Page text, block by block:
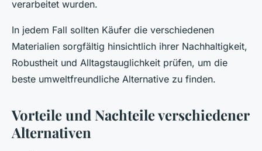
verarbeitet wurden.
In jedem Fall sollten Käufer die verschiedenen
Materialien sorgfältig hinsichtlich ihrer Nachhaltigkeit,
Robustheit und Alltagstauglichkeit prüfen, um die
beste umweltfreundliche Alternative zu finden.
Vorteile und Nachteile verschiedener
Alternativen